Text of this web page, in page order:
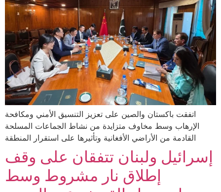
اتفقت باكستان والصين على تعزيز التنسيق الأمني ومكافحة
الإرهاب وسط مخاوف متزايدة من نشاط الجماعات المسلحة
القادمة من الأراضي الأفغانية وتأثيرها على استقرار المنطقة
إسرائيل ولبنان تتفقان على وقف
إطلاق نار مشروط وسط